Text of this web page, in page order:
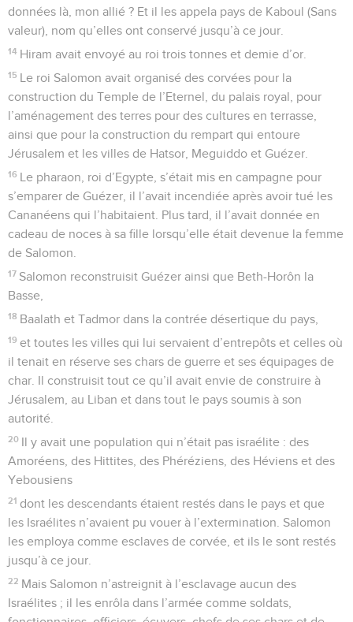
données là, mon allié ? Et il les appela pays de Kaboul (Sans
valeur), nom qu’elles ont conservé jusqu’à ce jour.
14 Hiram avait envoyé au roi trois tonnes et demie d’or.
15 Le roi Salomon avait organisé des corvées pour la
construction du Temple de l’Eternel, du palais royal, pour
l’aménagement des terres pour des cultures en terrasse,
ainsi que pour la construction du rempart qui entoure
Jérusalem et les villes de Hatsor, Meguiddo et Guézer.
16 Le pharaon, roi d’Egypte, s’était mis en campagne pour
s’emparer de Guézer, il l’avait incendiée après avoir tué les
Cananéens qui l’habitaient. Plus tard, il l’avait donnée en
cadeau de noces à sa fille lorsqu’elle était devenue la femme
de Salomon.
17 Salomon reconstruisit Guézer ainsi que Beth-Horôn la
Basse,
18 Baalath et Tadmor dans la contrée désertique du pays,
19 et toutes les villes qui lui servaient d’entrepôts et celles où
il tenait en réserve ses chars de guerre et ses équipages de
char. Il construisit tout ce qu’il avait envie de construire à
Jérusalem, au Liban et dans tout le pays soumis à son
autorité.
20 Il y avait une population qui n’était pas israélite : des
Amoréens, des Hittites, des Phéréziens, des Héviens et des
Yebousiens
21 dont les descendants étaient restés dans le pays et que
les Israélites n’avaient pu vouer à l’extermination. Salomon
les employa comme esclaves de corvée, et ils le sont restés
jusqu’à ce jour.
22 Mais Salomon n’astreignit à l’esclavage aucun des
Israélites ; il les enrôla dans l’armée comme soldats,